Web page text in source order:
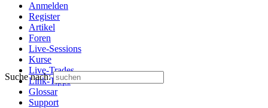
Anmelden
Register
Artikel
Foren
Live-Sessions
Kurse
Live-Trades
Link-Tipps
Glossar
Support
Suche nach: